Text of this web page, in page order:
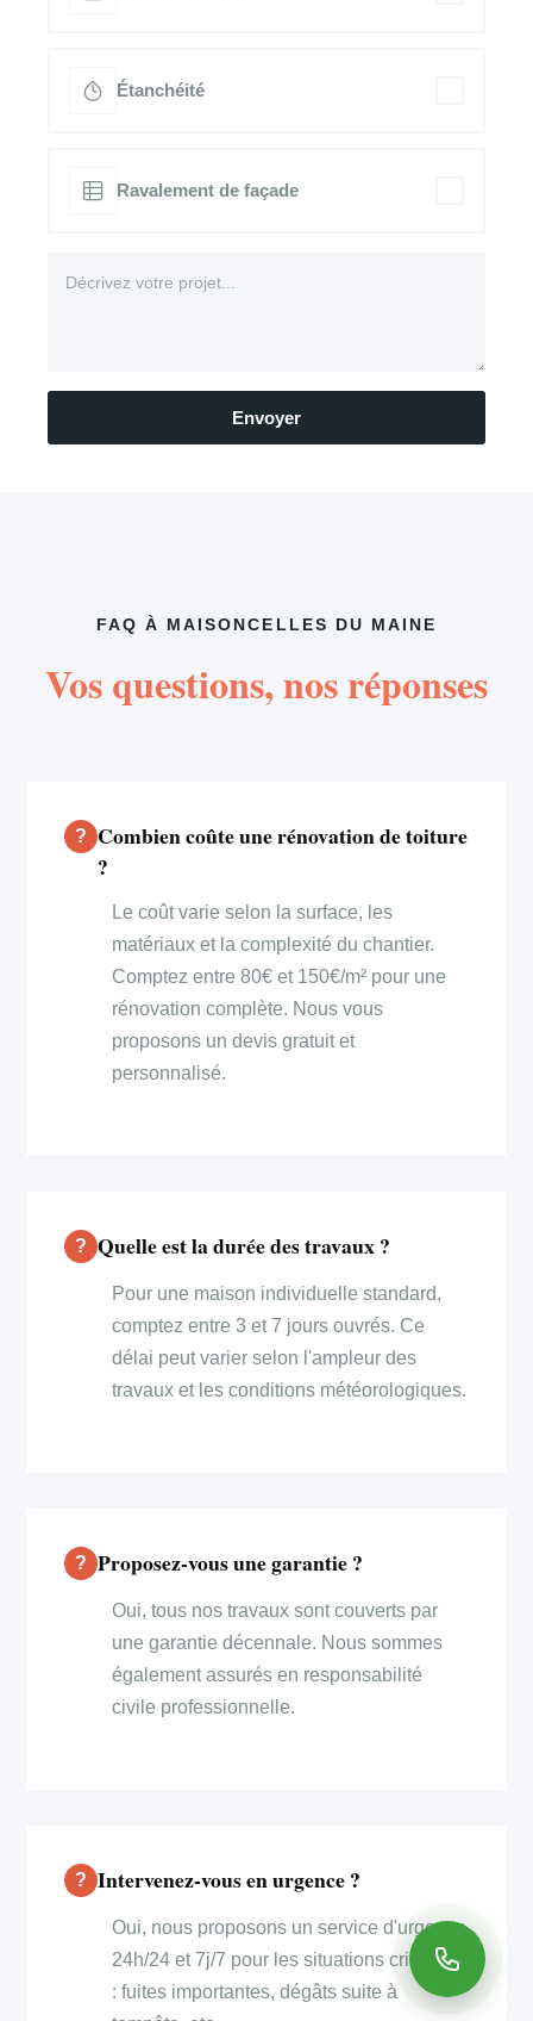
Étanchéité
Ravalement de façade
Envoyer
FAQ À MAISONCELLES DU MAINE
Vos questions, nos réponses
Combien coûte une rénovation de toiture
?
Le coût varie selon la surface, les
matériaux et la complexité du chantier.
Comptez entre 80€ et 150€/m² pour une
rénovation complète. Nous vous
proposons un devis gratuit et
personnalisé.
Quelle est la durée des travaux ?
Pour une maison individuelle standard,
comptez entre 3 et 7 jours ouvrés. Ce
délai peut varier selon l'ampleur des
travaux et les conditions météorologiques.
Proposez-vous une garantie ?
Oui, tous nos travaux sont couverts par
une garantie décennale. Nous sommes
également assurés en responsabilité
civile professionnelle.
Intervenez-vous en urgence ?
Oui, nous proposons un service d'urgence
24h/24 et 7j/7 pour les situations critiques
: fuites importantes, dégâts suite à